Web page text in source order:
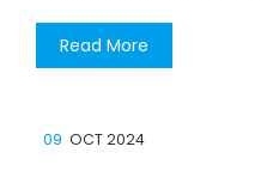
Read More
09 OCT 2024